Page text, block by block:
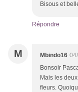
Bisous et
Répondre
M Mbindo16
Bonsoir
Mais les
fleurs.